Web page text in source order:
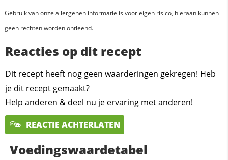
Gebruik van onze allergenen informatie is voor eigen risico, hieraan kunnen
geen rechten worden ontleend.
Reacties op dit recept
Dit recept heeft nog geen waarderingen gekregen! Heb
je dit recept gemaakt?
Help anderen & deel nu je ervaring met anderen!
REACTIE ACHTERLATEN
Voedingswaardetabel